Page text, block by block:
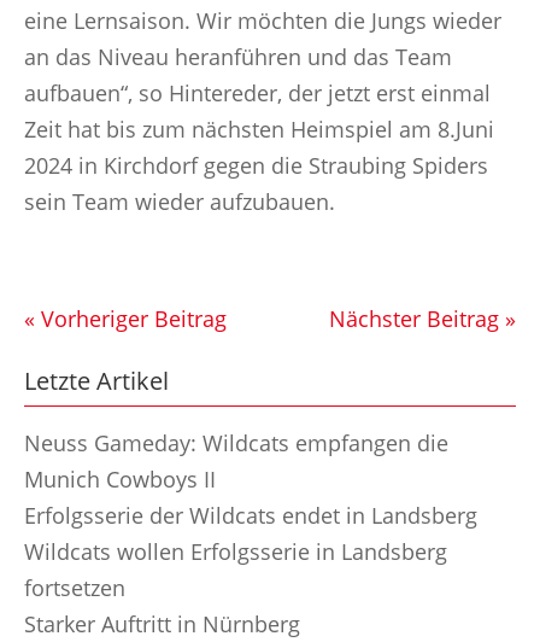
eine Lernsaison. Wir möchten die Jungs wieder
an das Niveau heranführen und das Team
aufbauen“, so Hintereder, der jetzt erst einmal
Zeit hat bis zum nächsten Heimspiel am 8.Juni
2024 in Kirchdorf gegen die Straubing Spiders
sein Team wieder aufzubauen.
« Vorheriger Beitrag Nächster Beitrag »
Letzte Artikel
Neuss Gameday: Wildcats empfangen die
Munich Cowboys II
Erfolgsserie der Wildcats endet in Landsberg
Wildcats wollen Erfolgsserie in Landsberg
fortsetzen
Starker Auftritt in Nürnberg